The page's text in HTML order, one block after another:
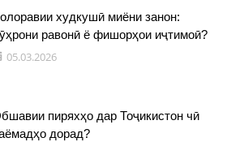
худкушӣ миёни занон:
равонӣ ё фишорҳои иҷтимоӣ?
05.03.2026
пиряхҳо дар Тоҷикистон чӣ
дорад?